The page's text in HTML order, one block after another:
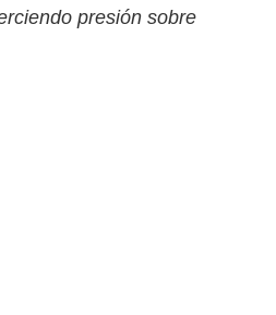
presión sobre